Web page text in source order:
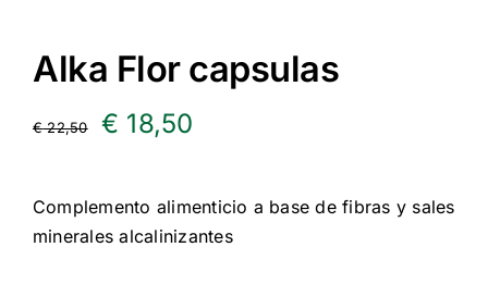
Alka Flor capsulas
€22,50
El
original
€ 18,50
actual
Complemento alimenticio a base de fibras y sales
minerales alcalinizantes